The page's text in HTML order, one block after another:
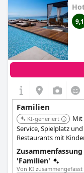
bemängelten jedoch,
ältere Kinder gibt und
Minigolfplatz und der
inclusive-Angebot
machen das Hotel
Familienurlaub.
9,1
Familien
KI-generiert
Mit
Service, Spielplatz
Restaurants mit
Swimmingpools
ideal für Familien.
'Familien'
Von KI zusammengefasst